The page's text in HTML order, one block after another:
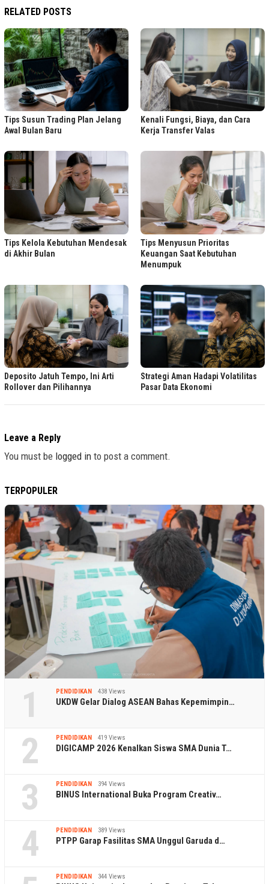
RELATED POSTS
Tips Susun Trading Plan Jelang
Awal Bulan Baru
Kenali Fungsi, Biaya, dan Cara
Kerja Transfer Valas
Tips Kelola Kebutuhan Mendesak
di Akhir Bulan
Tips Menyusun Prioritas
Keuangan Saat Kebutuhan
Menumpuk
Deposito Jatuh Tempo, Ini Arti
Rollover dan Pilihannya
Strategi Aman Hadapi Volatilitas
Pasar Data Ekonomi
Leave a Reply
You must be logged in to post a comment.
TERPOPULER
1 PENDIDIKAN 438 Views
UKDW Gelar Dialog ASEAN Bahas Kepemimpin…
2 PENDIDIKAN 419 Views
DIGICAMP 2026 Kenalkan Siswa SMA Dunia T…
3 PENDIDIKAN 394 Views
BINUS International Buka Program Creativ…
4 PENDIDIKAN 389 Views
PTPP Garap Fasilitas SMA Unggul Garuda d…
PENDIDIKAN 344 Views